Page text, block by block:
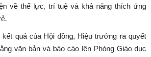
về thể lực, trí tuệ và khả năng thích ứng
quả của Hội đồng, Hiệu trưởng ra quyết
văn bản và báo cáo lên Phòng Giáo dục